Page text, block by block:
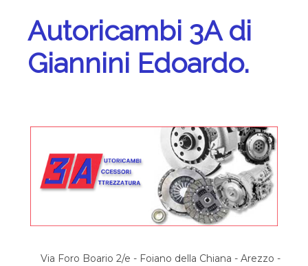
Autoricambi 3A di
Giannini Edoardo.
Via Foro Boario 2/e - Foiano della Chiana - Arezzo -